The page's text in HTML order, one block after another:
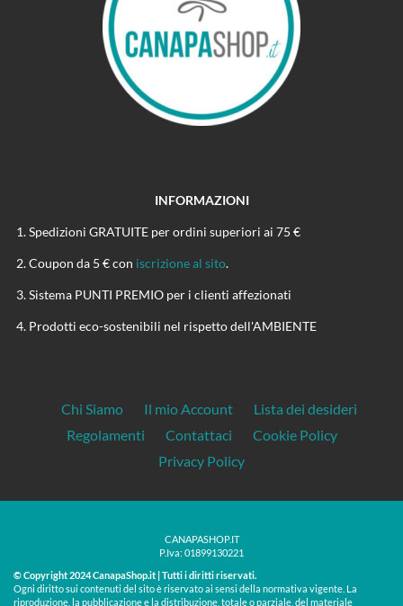
INFORMAZIONI
Spedizioni GRATUITE per ordini superiori ai 75 €
Coupon da 5 € con iscrizione al sito.
Sistema PUNTI PREMIO per i clienti affezionati
Prodotti eco-sostenibili nel rispetto dell'AMBIENTE
Chi Siamo Il mio Account
Lista dei desideri
Regolamenti
Contattaci
Cookie Policy
Privacy Policy
CANAPASHOP.IT
P.Iva: 01899130221
© Copyright 2024 CanapaShop.it | Tutti i diritti riservati.
Ogni diritto sui contenuti del sito è riservato ai sensi della normativa vigente. La
riproduzione, la pubblicazione e la distribuzione, totale o parziale, del materiale